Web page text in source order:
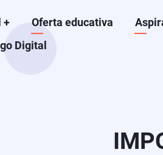
+ Oferta educativa
Digital